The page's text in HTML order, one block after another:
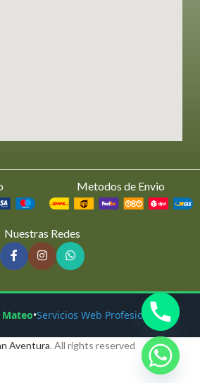
Metodos de Envio
Nuestras Redes
Mateo•Servicios Web Profesionales
Aventura. All rights reserved